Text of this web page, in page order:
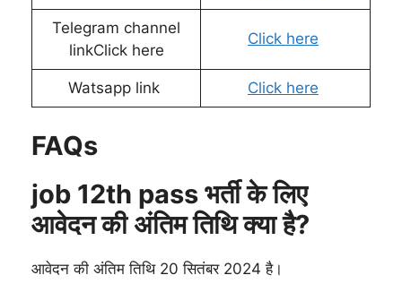
Telegram channel
linkClick here
Click here
Watsapp link Click here
FAQs
job 12th pass भर्ती के लिए
आवेदन की अंतिम तिथि क्या है?
आवेदन की अंतिम तिथि 20 सितंबर 2024 है।